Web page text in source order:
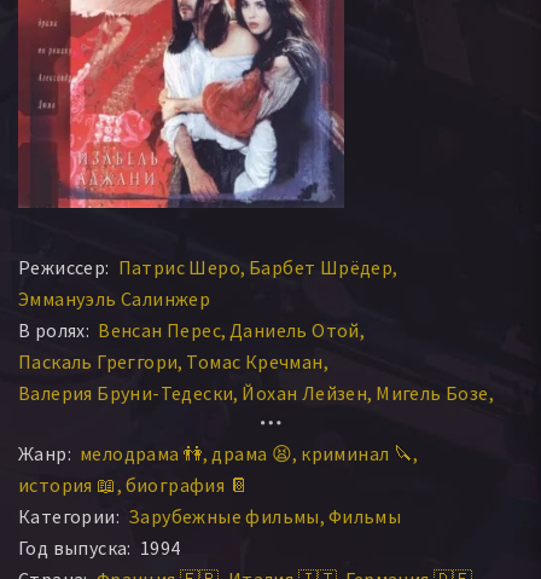
Режиссер: Патрис Шеро Барбет Шрёдер
Эммануэль Салинжер
В ролях: Венсан Перес Даниель Отой
Паскаль Греггори Томас Кречман
Валерия Бруни-Тедески Йохан Лейзен Мигель Бозе
Отто Таузиг
Изабель Аджани Доминик Блан
Жан-Филипп Экоффей Азия Ардженто
Клаудио Амендола Жан Душе Элен де Фужроль
Жан-Клод Бриали
Жанр: мелодрама 👫 драма 😫 криминал 🔪
история 📖 биография 📔
Категории: Зарубежные фильмы Фильмы
Год выпуска: 1994